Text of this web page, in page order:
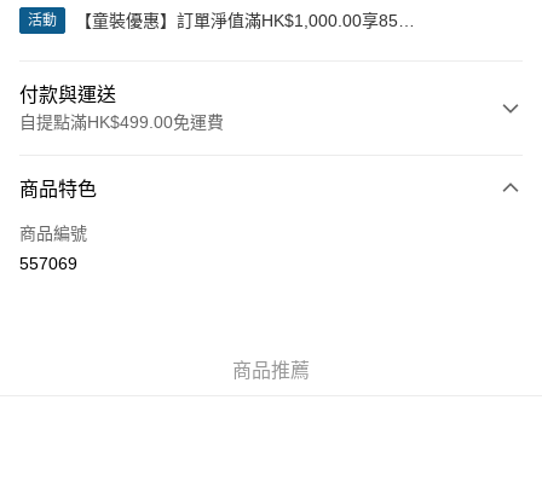
活動
【童裝優惠】訂單淨值滿HK$1,000.00享85
付款與運送
自提點滿HK$499.00免運費
信用卡
Apple Pay
商品特色
商品編號
557069
商品推薦